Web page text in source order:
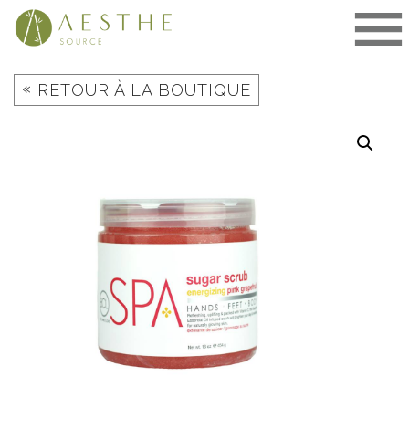
Aller
« RETOUR À LA BOUTIQUE